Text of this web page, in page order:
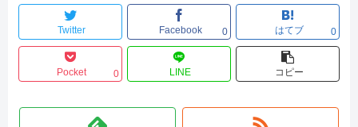
Twitter Facebook 0 はてブ 0
Pocket 0 LINE コピー